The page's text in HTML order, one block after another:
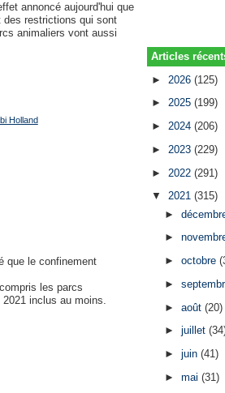
annoncé aujourd'hui que
des restrictions qui sont
animaliers vont aussi
Holland
que le confinement
les parcs
inclus au moins.
Articles
► 2026(125)
►2025(199)
►2024(206)
► 2023(229)
► 2022(291)
▼2021(315)
►
►
► octobre
►
► août (20)
► juillet
► juin (41)
► mai (31)